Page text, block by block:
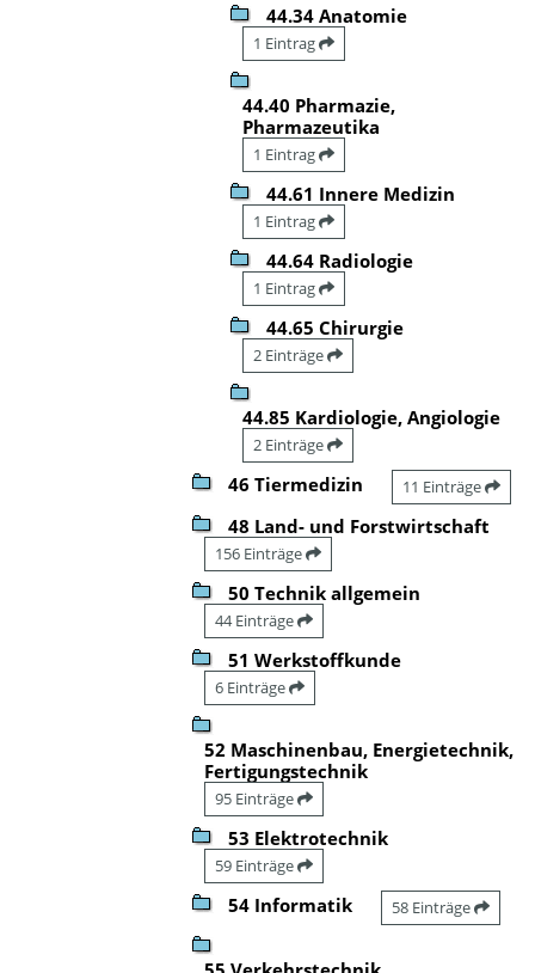
44.34 Anatomie
1 Eintrag
44.40 Pharmazie,
Pharmazeutika
1 Eintrag
44.61 Innere Medizin
1 Eintrag
44.64 Radiologie
1 Eintrag
44.65 Chirurgie
2 Einträge
44.85 Kardiologie, Angiologie
2 Einträge
46 Tiermedizin 11 Einträge
48 Land- und Forstwirtschaft
156 Einträge
50 Technik allgemein
44 Einträge
51 Werkstoffkunde
6 Einträge
52 Maschinenbau, Energietechnik,
Fertigungstechnik
95 Einträge
53 Elektrotechnik
59 Einträge
54 Informatik 58 Einträge